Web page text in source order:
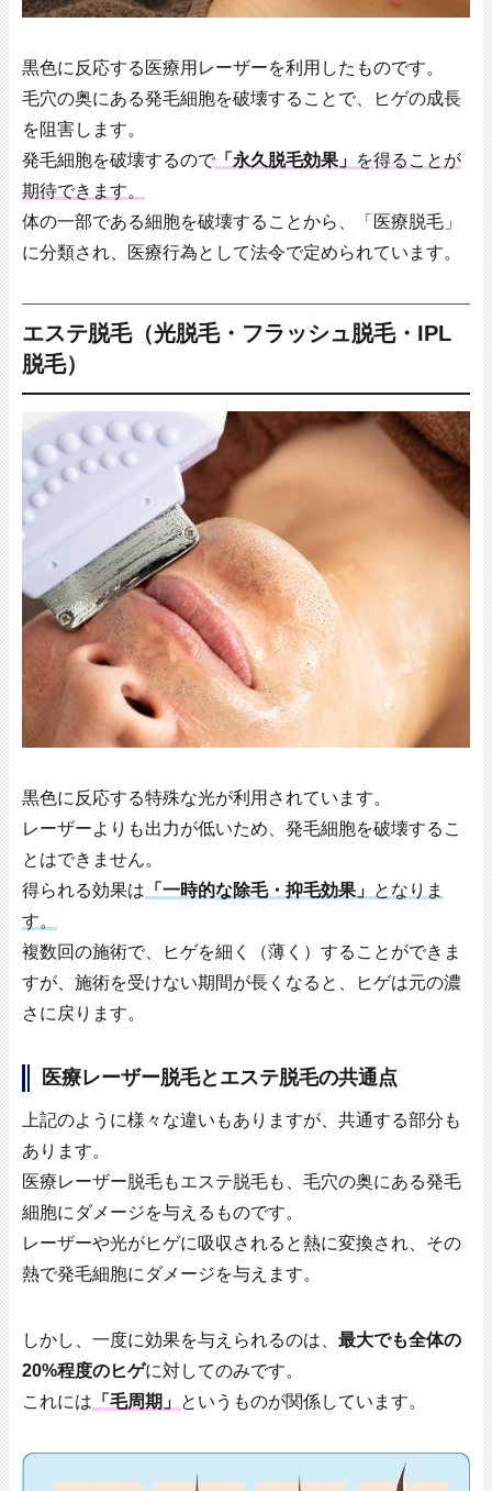
黒色に反応する医療用レーザーを利用したものです。
毛穴の奥にある発毛細胞を破壊することで、ヒゲの成長
を阻害します。
発毛細胞を破壊するので「永久脱毛効果」 を得ることが
期待できます。
体の一部である細胞を破壊することから、「医療脱毛」
に分類され、医療行為として法令で定められています。
エステ脱毛（光脱毛・フラッシュ脱毛・IPL
脱毛）
黒色に反応する特殊な光が利用されています。
レーザーよりも出力が低いため、発毛細胞を破壊するこ
とはできません。
得られる効果は 「一時的な除毛・抑毛効果」 となりま
す。
複数回の施術で、ヒゲを細く（薄く）することができま
すが、施術を受けない期間が長くなると、ヒゲは元の濃
さに戻ります。
医療レーザー脱毛とエステ脱毛の共通点
上記のように様々な違いもありますが、共通する部分も
あります。
医療レーザー脱毛もエステ脱毛も、毛穴の奥にある発毛
細胞にダメージを与えるものです。
レーザーや光がヒゲに吸収されると熱に変換され、その
熱で発毛細胞にダメージを与えます。
しかし、一度に効果を与えられるのは、 最大でも全体の
20%程度のヒゲに対してのみです。
これには 「毛周期」 というものが関係しています。